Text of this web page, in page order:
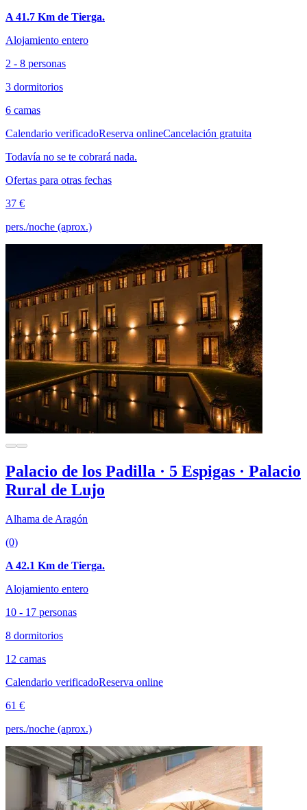
A 41.7 Km de Tierga.
Alojamiento entero
2 - 8 personas
3 dormitorios
6 camas
Calendario verificadoReserva onlineCancelación gratuita
Todavía no se te cobrará nada.
Ofertas para otras fechas
37 €
pers./noche (aprox.)
Palacio de los Padilla · 5 Espigas · Palacio
Rural de Lujo
Alhama de Aragón
(0)
A 42.1 Km de Tierga.
Alojamiento entero
10 - 17 personas
8 dormitorios
12 camas
Calendario verificadoReserva online
61 €
pers./noche (aprox.)